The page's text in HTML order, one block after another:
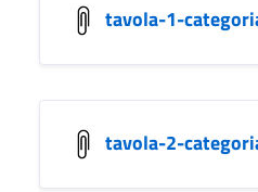
tavola-1-
tavola-2-